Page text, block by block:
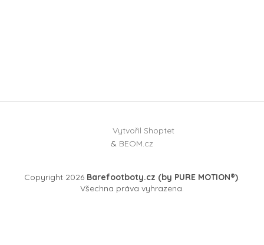
Vytvořil Shoptet
& BEOM.cz
Copyright 2026 Barefootboty.cz (by PURE MOTION®).
Všechna práva vyhrazena.